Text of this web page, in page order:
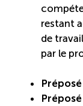
Bilan et
Initiatives
restant
de
par le